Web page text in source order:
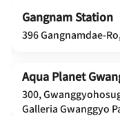
Gangnam Station
396 Gangnamdae-
Aqua Planet
300,
Galleria Gwanggyo